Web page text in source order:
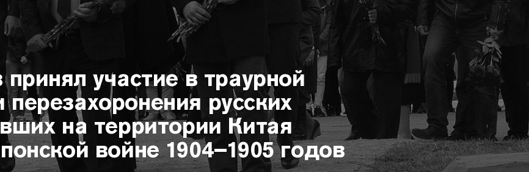
участие в траурной
русских
на территории Китая
войне 1904–1905 годов